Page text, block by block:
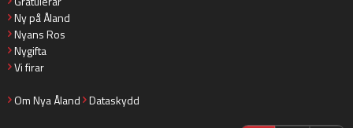
Ny på Åland
Nyans Ros
Nygifta
Vi firar
Om Nya Åland Dataskydd